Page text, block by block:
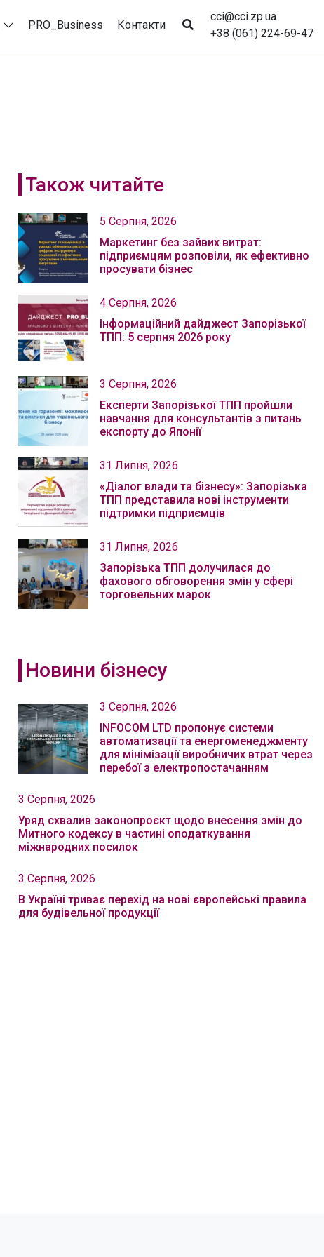
PRO_Business Контакти
cci@cci.zp.ua
+38 (061) 224-69-47
Також читайте
5 Серпня, 2026
Маркетинг без зайвих витрат:
підприємцям розповіли, як ефективно
просувати бізнес
4 Серпня, 2026
Інформаційний дайджест Запорізької
ТПП: 5 серпня 2026 року
3 Серпня, 2026
Експерти Запорізької ТПП пройшли
навчання для консультантів з питань
експорту до Японії
31 Липня, 2026
«Діалог влади та бізнесу»: Запорізька
ТПП представила нові інструменти
підтримки підприємців
31 Липня, 2026
Запорізька ТПП долучилася до
фахового обговорення змін у сфері
торговельних марок
Новини бізнесу
3 Серпня, 2026
INFOCOM LTD пропонує системи
автоматизації та енергоменеджменту
для мінімізації виробничих втрат через
перебої з електропостачанням
3 Серпня, 2026
Уряд схвалив законопроєкт щодо внесення змін до
Митного кодексу в частині оподаткування
міжнародних посилок
3 Серпня, 2026
В Україні триває перехід на нові європейські правила
для будівельної продукції